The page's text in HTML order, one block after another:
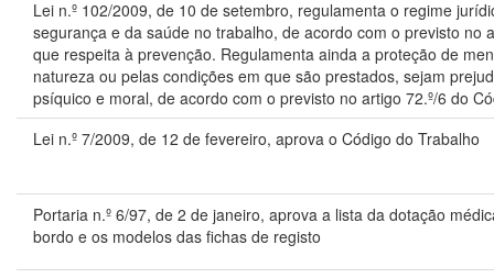
Lei n.º 102/2009, de 10 de setembro, regulamenta o regime
segurança e da saúde no trabalho, de acordo com o previsto no
que respeita à prevenção. Regulamenta ainda a proteção de
natureza ou pelas condições em que são prestados, sejam
psíquico e moral, de acordo com o previsto no artigo 72.º/6 do
Lei n.º 7/2009, de 12 de fevereiro, aprova o Código do Trabalho
Portaria n.º 6/97, de 2 de janeiro, aprova a lista da dotação
bordo e os modelos das fichas de registo